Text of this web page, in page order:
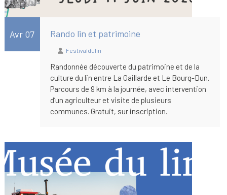
Rando lin et patrimoine
Avr 07
Festivaldulin
Randonnée découverte du patrimoine et de la
culture du lin entre La Gaillarde et Le Bourg-Dun.
Parcours de 9 km à la journée, avec intervention
d’un agriculteur et visite de plusieurs
communes. Gratuit, sur inscription.